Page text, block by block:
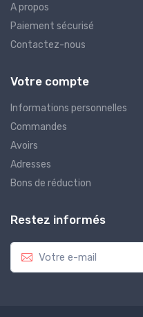
A propos
Paiement sécurisé
Contactez-nous
Votre compte
Informations personnelles
Commandes
Avoirs
Adresses
Bons de réduction
Restez informés